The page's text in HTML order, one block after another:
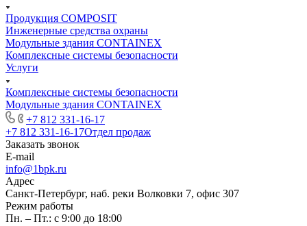
Продукция COMPOSIT
Инженерные средства охраны
Модульные здания CONTAINEX
Комплексные системы безопасности
Услуги
Комплексные системы безопасности
Модульные здания CONTAINEX
+7 812 331-16-17
+7 812 331-16-17Отдел продаж
Заказать звонок
E-mail
info@1bpk.ru
Адрес
Санкт-Петербург, наб. реки Волковки 7, офис 307
Режим работы
Пн. – Пт.: с 9:00 до 18:00